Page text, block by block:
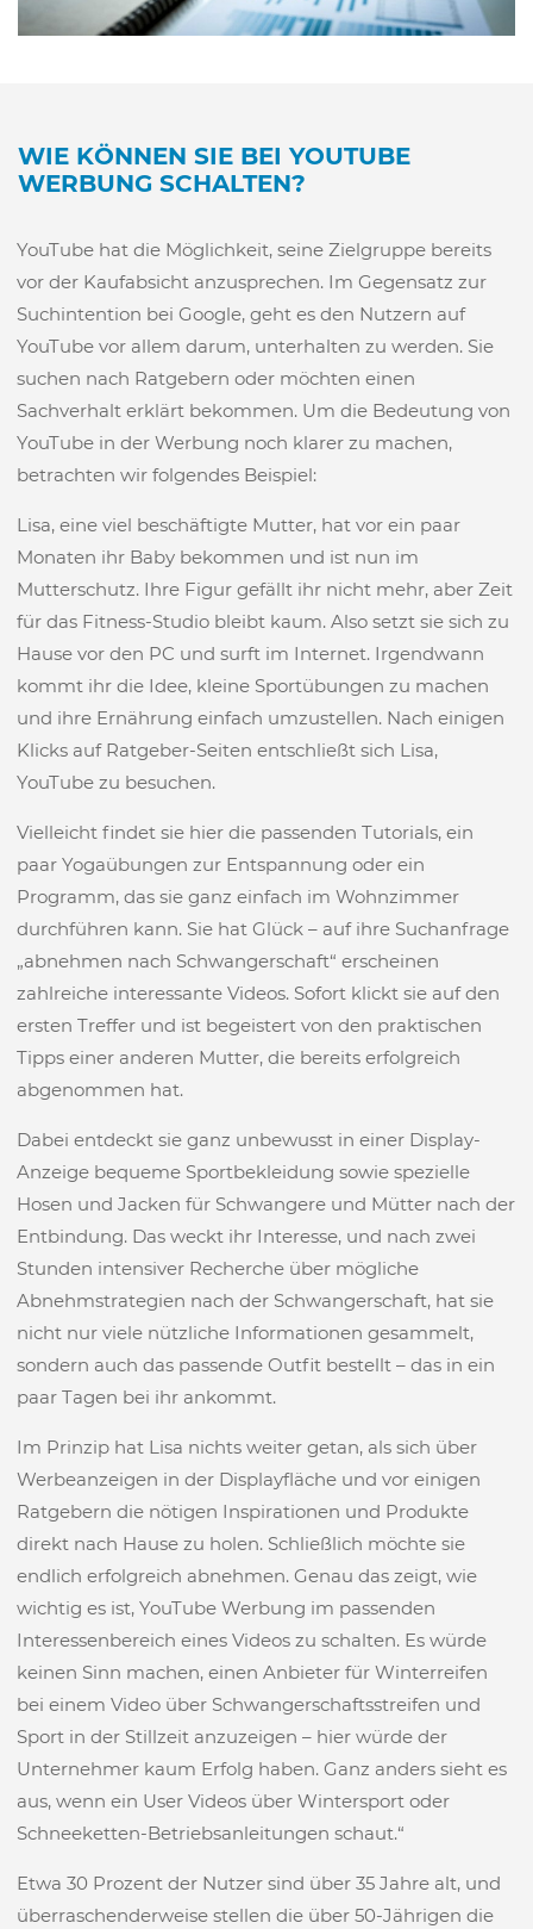
WIE KÖNNEN SIE BEI YOUTUBE
WERBUNG SCHALTEN?
YouTube hat die Möglichkeit, seine Zielgruppe bereits
vor der Kaufabsicht anzusprechen. Im Gegensatz zur
Suchintention bei Google, geht es den Nutzern auf
YouTube vor allem darum, unterhalten zu werden. Sie
suchen nach Ratgebern oder möchten einen
Sachverhalt erklärt bekommen. Um die Bedeutung von
YouTube in der Werbung noch klarer zu machen,
betrachten wir folgendes Beispiel:
Lisa, eine viel beschäftigte Mutter, hat vor ein paar
Monaten ihr Baby bekommen und ist nun im
Mutterschutz. Ihre Figur gefällt ihr nicht mehr, aber Zeit
für das Fitness-Studio bleibt kaum. Also setzt sie sich zu
Hause vor den PC und surft im Internet. Irgendwann
kommt ihr die Idee, kleine Sportübungen zu machen
und ihre Ernährung einfach umzustellen. Nach einigen
Klicks auf Ratgeber-Seiten entschließt sich Lisa,
YouTube zu besuchen.
Vielleicht findet sie hier die passenden Tutorials, ein
paar Yogaübungen zur Entspannung oder ein
Programm, das sie ganz einfach im Wohnzimmer
durchführen kann. Sie hat Glück – auf ihre Suchanfrage
„abnehmen nach Schwangerschaft“ erscheinen
zahlreiche interessante Videos. Sofort klickt sie auf den
ersten Treffer und ist begeistert von den praktischen
Tipps einer anderen Mutter, die bereits erfolgreich
abgenommen hat.
Dabei entdeckt sie ganz unbewusst in einer Display-
Anzeige bequeme Sportbekleidung sowie spezielle
Hosen und Jacken für Schwangere und Mütter nach der
Entbindung. Das weckt ihr Interesse, und nach zwei
Stunden intensiver Recherche über mögliche
Abnehmstrategien nach der Schwangerschaft, hat sie
nicht nur viele nützliche Informationen gesammelt,
sondern auch das passende Outfit bestellt – das in ein
paar Tagen bei ihr ankommt.
Im Prinzip hat Lisa nichts weiter getan, als sich über
Werbeanzeigen in der Displayfläche und vor einigen
Ratgebern die nötigen Inspirationen und Produkte
direkt nach Hause zu holen. Schließlich möchte sie
endlich erfolgreich abnehmen. Genau das zeigt, wie
wichtig es ist, YouTube Werbung im passenden
Interessenbereich eines Videos zu schalten. Es würde
keinen Sinn machen, einen Anbieter für Winterreifen
bei einem Video über Schwangerschaftsstreifen und
Sport in der Stillzeit anzuzeigen – hier würde der
Unternehmer kaum Erfolg haben. Ganz anders sieht es
aus, wenn ein User Videos über Wintersport oder
Schneeketten-Betriebsanleitungen schaut.“
Etwa 30 Prozent der Nutzer sind über 35 Jahre alt, und
überraschenderweise stellen die über 50-Jährigen die